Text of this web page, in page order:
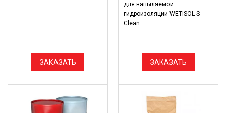
ЗАКАЗАТЬ
для напыляемой
гидроизоляции WETISOL S
Clean
ЗАКАЗАТЬ